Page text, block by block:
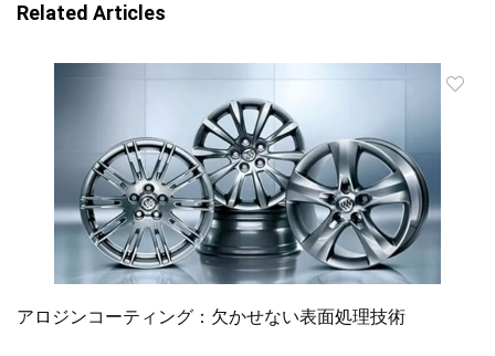
Related Articles
アロジンコーティング：欠かせない表面処理技術